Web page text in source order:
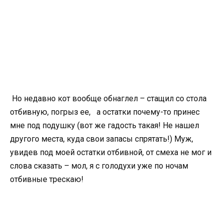
Но недавно кот вообще обнаглел – стащил со стола
отбивную, погрыз ее, а остатки почему-то принес
мне под подушку (вот же гадость такая! Не нашел
другого места, куда свои запасы спрятать!) Муж,
увидев под моей остатки отбивной, от смеха не мог и
слова сказать – мол, я с голодухи уже по ночам
отбивные трескаю!